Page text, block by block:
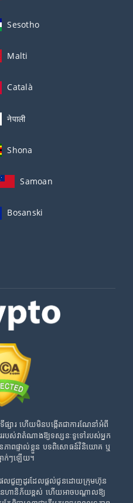
Sesotho
Malti
Català
नेपाली
Shona
Samoan
Bosanski
ផ្សារ ហើយមិនបង្កើតជាការណែនាំអំពី
ររបស់វាតំណាងឱ្យទស្សនៈទូទៅរបស់អ្នក
ាពផ្ទាល់ខ្លួន បទពិសោធន៍វិនិយោគ ឬ
នាក់ៗឡើយ។
លជួញដូរដែលផ្តល់ជូនដោយក្រុមហ៊ុន
នហានិភ័យខ្ពស់ ហើយអាចបណ្តាលឱ្យ